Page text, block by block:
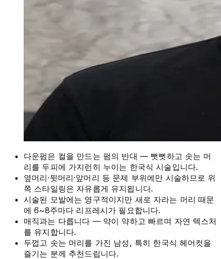
다운펌은 컬을 만드는 펌의 반대 — 뻣뻣하고 솟는 머
리를 두피에 가지런히 누이는 한국식 시술입니다.
옆머리·뒷머리·앞머리 등 문제 부위에만 시술하므로 위
쪽 스타일링은 자유롭게 유지됩니다.
시술된 모발에는 영구적이지만 새로 자라는 머리 때문
에 6~8주마다 리프레시가 필요합니다.
매직과는 다릅니다 — 약이 약하고 빠르며 자연 텍스처
를 유지합니다.
두껍고 솟는 머리를 가진 남성, 특히 한국식 헤어컷을
즐기는 분께 추천드립니다.